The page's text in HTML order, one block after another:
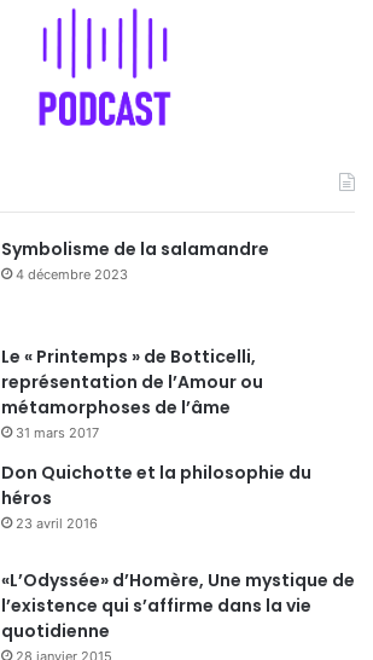
Symbolisme de la salamandre
4 décembre 2023
Le « Printemps » de Botticelli,
représentation de l’Amour ou
métamorphoses de l’âme
31 mars 2017
Don Quichotte et la philosophie du
héros
23 avril 2016
«L’Odyssée» d’Homère, Une mystique de
l’existence qui s’affirme dans la vie
quotidienne
28 janvier 2015